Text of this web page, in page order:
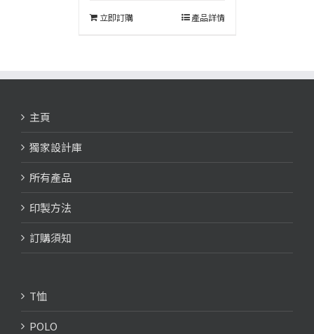
立即訂購 產品詳情
主頁
獨家設計庫
所有產品
印製方法
訂購須知
T恤
POLO